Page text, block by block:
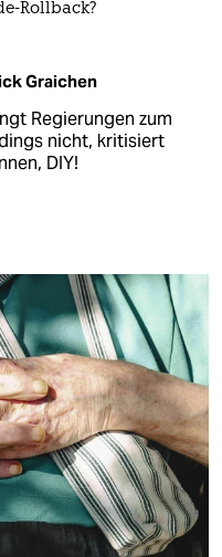
Rollback?
Graichen
Regierungen zum
nicht, kritisiert
DIY!